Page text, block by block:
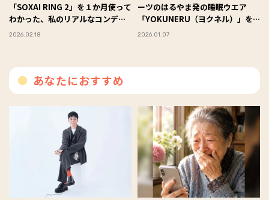
「SOXAI RING 2」を１か月使って
わかった、私のリアルなコンディ
ション #Omezaトーク
2026.02.18
ーツのはるやま発の睡眠ウエア
「YOKUNERU（ヨクネル）」を
試してみた #Omezaトーク
2026.01.07
あなたにおすすめ